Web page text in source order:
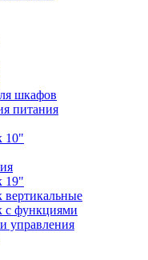
шкафов
питания
10"
19"
вертикальные
с функциями
управления